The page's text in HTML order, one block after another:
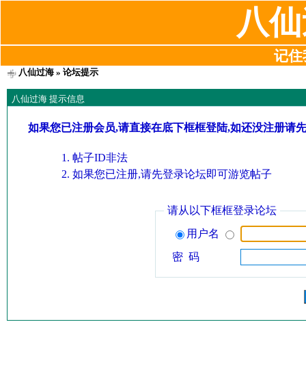
八
记住
八仙过海» 论坛提示
八仙过海 提示信息
如果您已注册会员,请直接在底下框框登陆,如还没注册请
帖子ID非法
如果您已注册,请先登录论坛即可游览帖子
请从以下框框登录论坛
用户名
密 码